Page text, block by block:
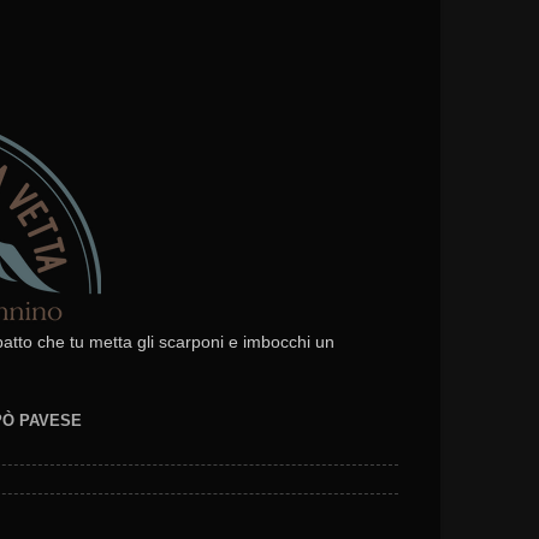
che tu metta gli scarponi e imbocchi un
PAVESE